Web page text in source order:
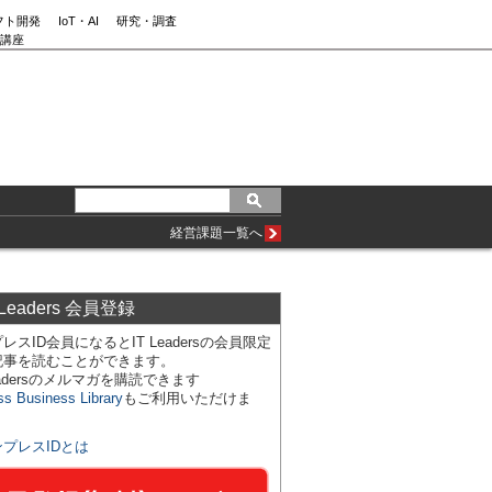
ト開発 IoT・AI
研究・調査
座
経営課題一覧へ
会員登録
スID会員になるとIT Leadersの会員限定
を読むことができます。
のメルマガを購読できます
Business Libraryもご利用いただけま
プレスIDとは